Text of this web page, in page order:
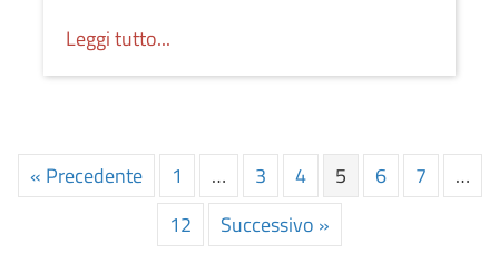
Leggi tutto...
« Precedente 1 … 3 4 5 6 7
…
12
Successivo »